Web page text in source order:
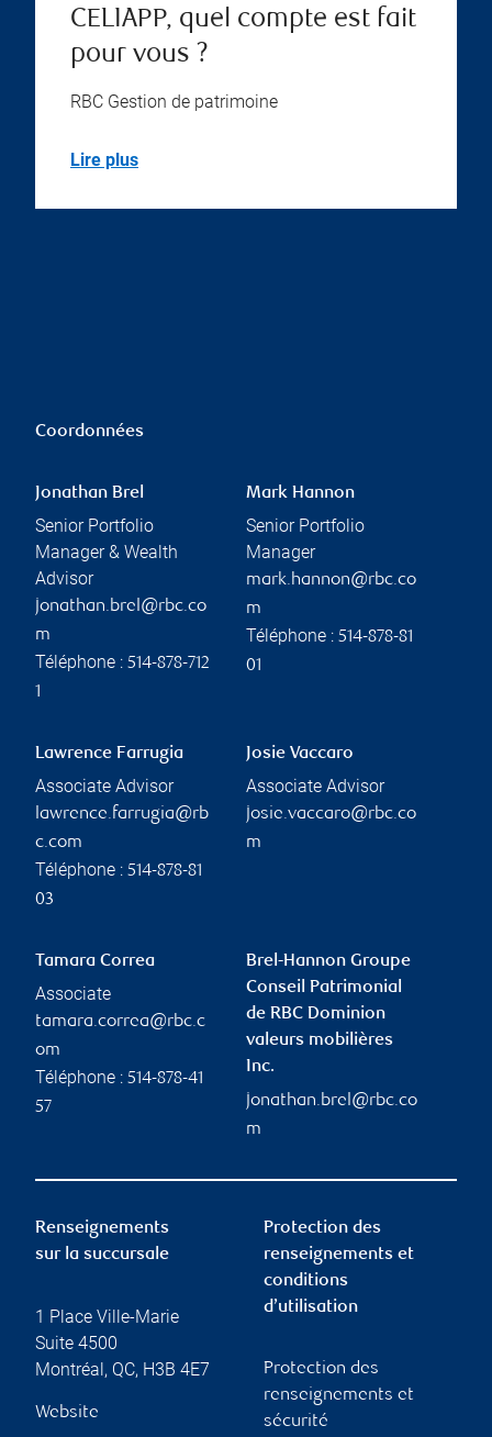
CELIAPP, quel compte est fait
pour vous ?
RBC Gestion de patrimoine
Lire plus
Coordonnées
Jonathan Brel
Senior Portfolio
Manager & Wealth
Advisor
jonathan.brel@rbc.co
m
Téléphone : 514-878-712
1
Mark Hannon
Senior Portfolio
Manager
mark.hannon@rbc.co
m
Téléphone : 514-878-81
01
Lawrence Farrugia
Associate Advisor
lawrence.farrugia@rb
c.com
Téléphone : 514-878-81
03
Josie Vaccaro
Associate Advisor
josie.vaccaro@rbc.co
m
Tamara Correa
Associate
tamara.correa@rbc.c
om
Téléphone : 514-878-41
57
Brel-Hannon Groupe
Conseil Patrimonial
de RBC Dominion
valeurs mobilières
Inc.
jonathan.brel@rbc.co
m
Renseignements
sur la succursale
1 Place Ville-Marie
Suite 4500
Montréal, QC, H3B 4E7
Website
Protection des
renseignements et
conditions
d’utilisation
Protection des
renseignements et
sécurité